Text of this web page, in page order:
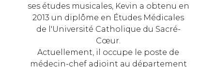
ses études musicales, Kevin a obtenu en
2013 un diplôme en Études Médicales
de l'Université Catholique du Sacré-
Cœur.
Actuellement, il occupe le poste de
médecin-chef adjoint au département